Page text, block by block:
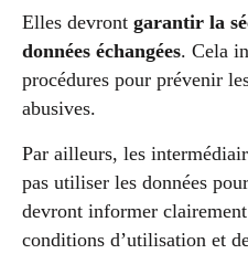
Elles devront garantir la
données échangées. Cela
procédures pour prévenir
abusives.
Par ailleurs, les
pas utiliser les données
devront informer
conditions d’utilisation et